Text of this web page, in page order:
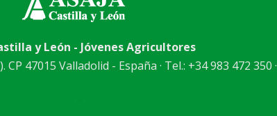
y León - Jóvenes Agricultores
47015 Valladolid - España · Tel.: +34 983 472 350 ·